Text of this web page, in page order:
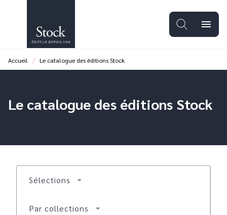
PIED DE PAGE
menu
Accueil / Le catalogue des éditions Stock
Le catalogue des éditions Stock
Sélections arrow_drop_down
Par collections arrow_drop_down